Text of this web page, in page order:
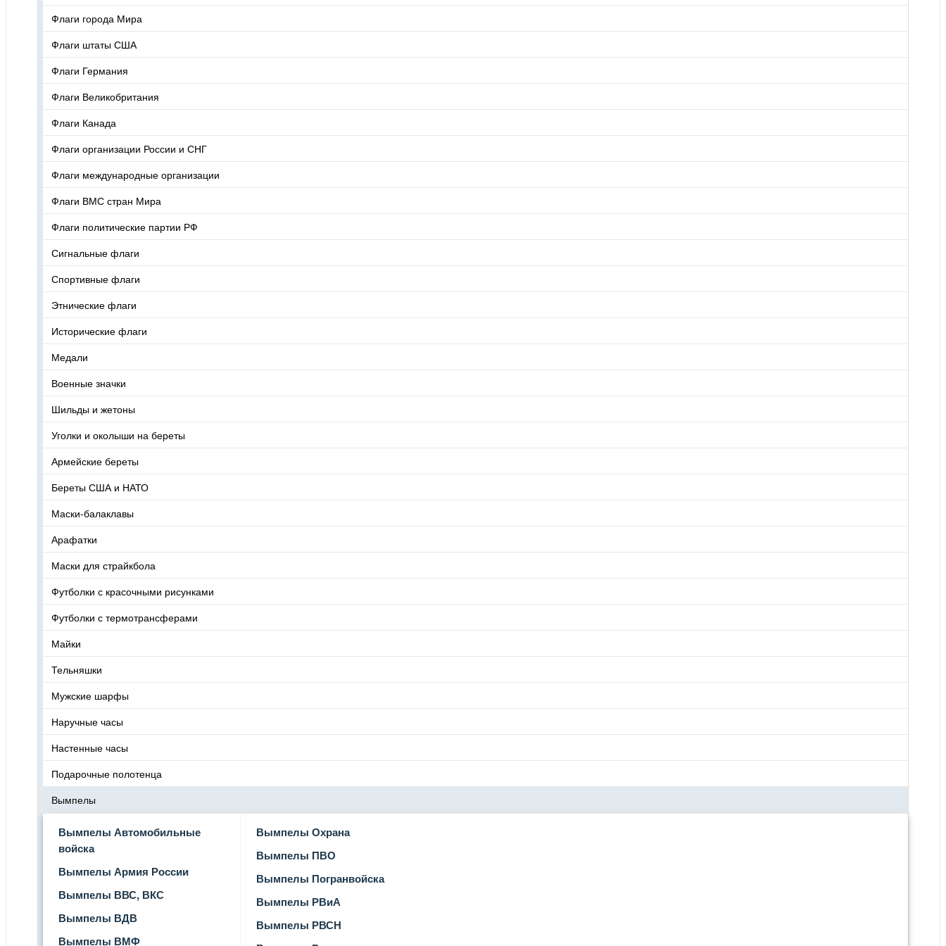
Флаги города Мира
Флаги штаты США
Флаги Германия
Флаги Великобритания
Флаги Канада
Флаги организации России и СНГ
Флаги международные организации
Флаги ВМС стран Мира
Флаги политические партии РФ
Сигнальные флаги
Спортивные флаги
Этнические флаги
Исторические флаги
Медали
Военные значки
Шильды и жетоны
Уголки и околыши на береты
Армейские береты
Береты США и НАТО
Маски-балаклавы
Арафатки
Маски для страйкбола
Футболки с красочными рисунками
Футболки с термотрансферами
Майки
Тельняшки
Мужские шарфы
Наручные часы
Настенные часы
Подарочные полотенца
Вымпелы
Вымпелы Автомобильные
войска
Вымпелы Армия России
Вымпелы ВВС, ВКС
Вымпелы ВДВ
Вымпелы ВМФ
Вымпелы Охрана
Вымпелы ПВО
Вымпелы Погранвойска
Вымпелы РВиА
Вымпелы РВСН